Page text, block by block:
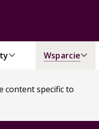
Wsparcie
content specific to